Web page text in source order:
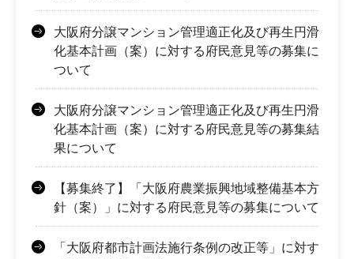
大阪府分譲マンション管理適正化及び再生円滑
化基本計画（案）に対する府民意見等の募集に
ついて
大阪府分譲マンション管理適正化及び再生円滑
化基本計画（案）に対する府民意見等の募集結
果について
【募集終了】「大阪府農業振興地域整備基本方
針（案）」に対する府民意見等の募集について
「大阪府都市計画法施行条例の改正等」に対す